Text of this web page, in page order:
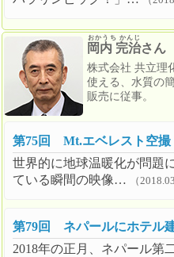
岡内 完治
おかうち かんじ
さん
株式会社 共立理
使える、水質の
販売に従事。
第75回 Mt.エベレスト空撮
世界的に地球温暖化が問題
ている瞬間の映像…
（
第79回 ネパールにホテル
2018年の正月、ネパール第